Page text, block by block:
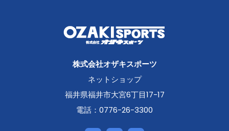
株式会社オザキスポーツ
ネットショップ
福井県福井市大宮6丁目17-17
電話：0776-26-3300